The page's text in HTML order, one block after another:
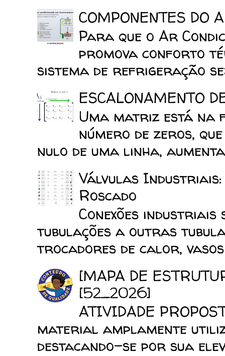
COMPONENTES DO
Para que o Ar
promova conforto
sistema de refrigeração
ESCALONAMENTO
Uma matriz está na
número de zeros,
nulo de uma linha,
Válvulas Industriais:
Roscado
Conexões
tubulações a outras
trocadores de calor, vasos
[MAPA DE
[52_2026]
ATIVIDADE
material amplamente
destacando-se por sua